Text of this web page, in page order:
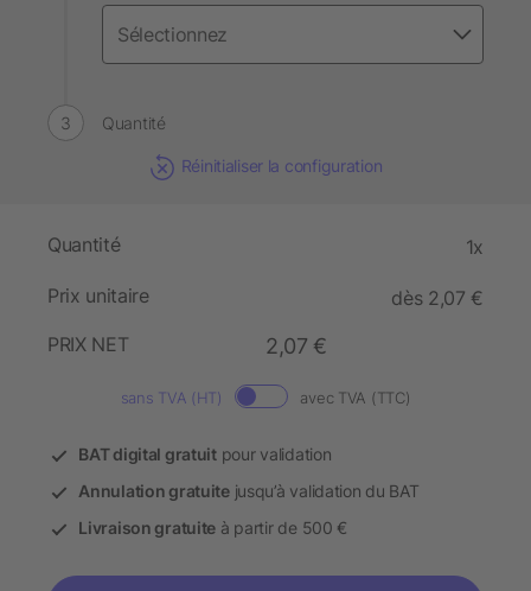
Quantité
Réinitialiser la configuration
Quantité 1x
Prix unitaire
dès 2,07 €
PRIX NET
2,07 €
sans TVA (HT) avec TVA (TTC)
BAT digital gratuitpour validation
Annulation gratuitejusqu’à validation du BAT
Livraison gratuite à partir de 500 €